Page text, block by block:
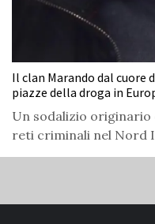
Il clan Marando dal
piazze della droga in
Un sodalizio originario
reti criminali nel Nord